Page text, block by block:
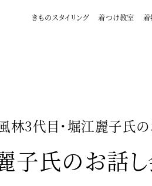
きものスタイリング 着つけ教室
林3代目・堀江麗子氏
子氏のお話